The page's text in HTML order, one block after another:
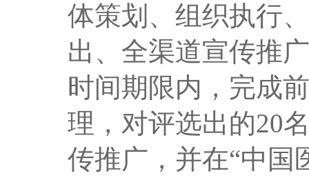
体策划、组织执行
出、全渠道宣传推
时间期限内，完成
理，对评选出的20
传推广，并在“中国